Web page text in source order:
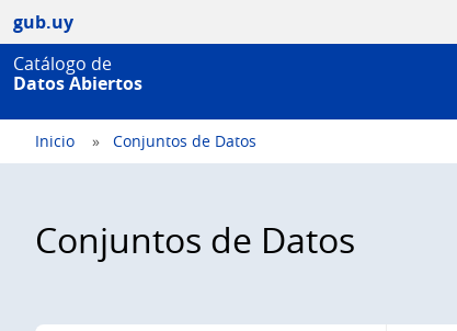
gub.uy
Catálogo de
Datos Abiertos
Inicio Conjuntos de Datos
Conjuntos de Datos